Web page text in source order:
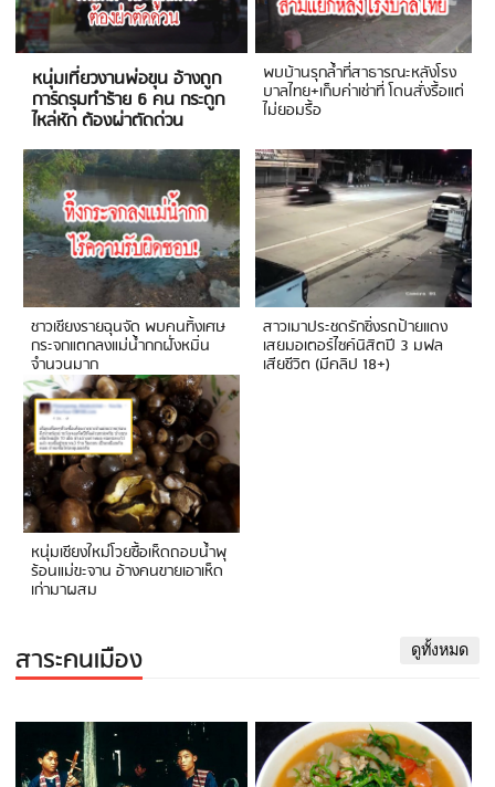
หนุ่มเที่ยวงานพ่อขุน อ้างถูก
การ์ดรุมทำร้าย 6 คน กระดูก
ไหล่หัก ต้องผ่าตัดด่วน
พบบ้านรุกล้ำที่สาธารณะหลังโรง
บาลไทย+เก็บค่าเช่าที่ โดนสั่งรื้อแต่
ไม่ยอมรื้อ
ชาวเชียงรายฉุนจัด พบคนทิ้งเศษ
กระจกแตกลงแม่น้ำกกฝั่งหมิ่น
จำนวนมาก
สาวเมาประชดรักซิ่งรถป้ายแดง
เสยมอเตอร์ไซค์นิสิตปี 3 มฟล
เสียชีวิต (มีคลิป 18+)
หนุ่มเชียงใหม่โวยซื้อเห็ดถอบน้ำพุ
ร้อนแม่ขะจาน อ้างคนขายเอาเห็ด
เก่ามาผสม
สาระคนเมือง ดูทั้งหมด